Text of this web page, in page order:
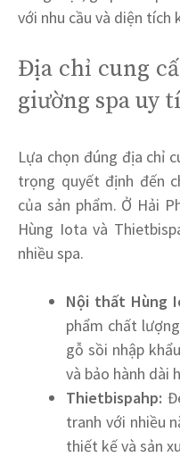
với nhu cầu và diện tích
Địa chỉ cung
giường spa uy
Lựa chọn đúng địa chỉ
trọng quyết định đến
của sản phẩm. Ở Hải
Hùng Iota và
nhiều spa.
Nội thất Hùng
phẩm chất
gỗ sồi nhập
và bảo hành dài
Thietbispahp:
tranh với nhiều
thiết kế và sản